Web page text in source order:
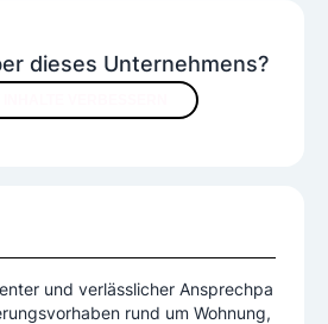
dieses Unternehmens?
und verlässlicher Ansprechpa
rund um Wohnung,